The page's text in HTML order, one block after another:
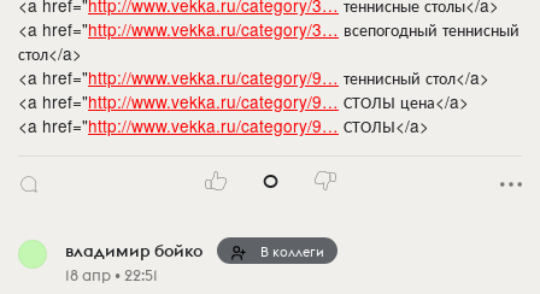
<a href="http://www.vekka.ru/category/3… теннисные столы</a>
<a href="http://www.vekka.ru/category/3… всепогодный теннисный
стол</a>
<a href="http://www.vekka.ru/category/9… теннисный стол</a>
<a href="http://www.vekka.ru/category/9… СТОЛЫ цена</a>
<a href="http://www.vekka.ru/category/9… СТОЛЫ</a>
0
владимир бойко В коллеги
18 апр • 22:51